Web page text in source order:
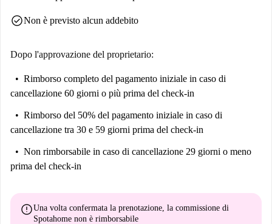
check_circleNon è previsto alcun addebito
Dopo l'approvazione del proprietario:
Rimborso completo del pagamento iniziale in caso di
cancellazione 60 giorni o più prima del check-in
Rimborso del 50% del pagamento iniziale in caso di
cancellazione tra 30 e 59 giorni prima del check-in
Non rimborsabile in caso di cancellazione 29 giorni o meno
prima del check-in
errorUna volta confermata la prenotazione, la commissione di
Spotahome non è rimborsabile